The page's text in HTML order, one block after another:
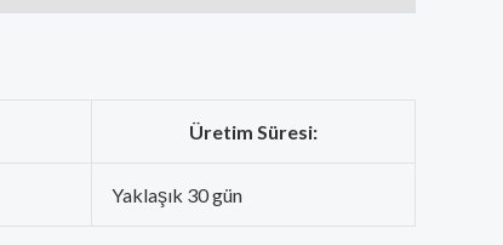
Üretim Süresi:
Yaklaşık 30 gün